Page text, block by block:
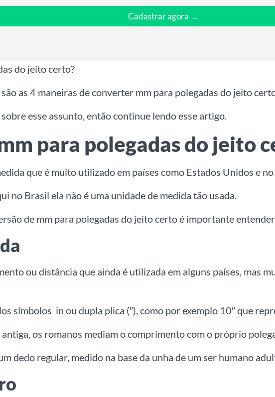
Cadastrar agora →
do jeito certo?
as 4 maneiras de converter mm para polegadas do jeito
esse assunto, então continue lendo esse artigo.
para polegadas do jeito
que é muito utilizado em países como Estados Unidos e
no Brasil ela não é uma unidade de medida tão usada.
de mm para polegadas do jeito certo é importante
ou distância que ainda é utilizada em alguns países, mas
símbolos in ou dupla plica (″), como por exemplo 10″que
os romanos mediam o comprimento com o próprio
dedo regular, medido na base da unha de um ser humano